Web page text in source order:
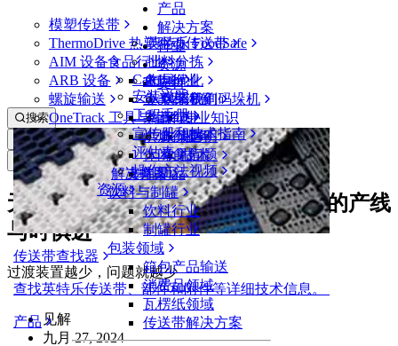
产品
模塑传送带
ThermoDrive 热塑驱动传送带
AIM 设备
ARB 设备
螺旋输送
OneTrack 工具与组件
传送带查找器
查找英特乐传送带、部件和附件等详细技术信息。
产品
解决方案
英特乐 FoodSafe
批料分拣
布局优化
从包装机到码垛机
专业知识
服务
技术
解决方案
行业
食品行业
禽肉行业
鱼类和海鲜
果蔬行业
烘焙行业
休闲食品
乳制品
饮料与制罐
饮料行业
制罐行业
包装领域
箱包产品输送
消费品领域
瓦楞纸领域
传送带解决方案
资源
CalcLab
安装说明
工程手册
宣传册和技术指南
评估表
操作方法视频
资源
支持
联系我们
保证
政策声明
常见问题
支持
搜索
打开菜单
新闻&媒体
无需过渡板的紧凑过渡方案助力您的产线
与时俱进
过渡装置越少，问题就越少
见解
九月 27, 2024